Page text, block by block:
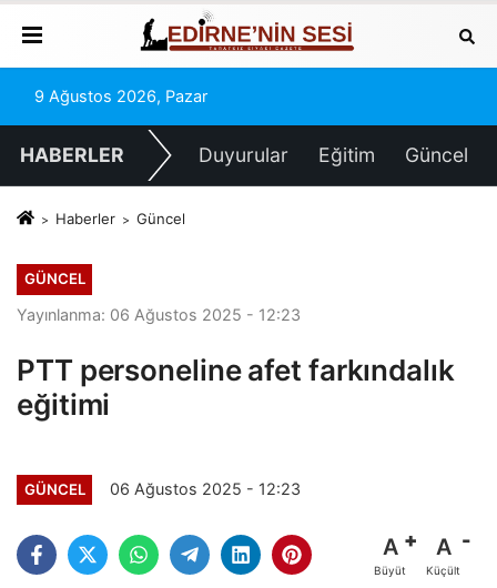
9 Ağustos 2026, Pazar
HABERLER Duyurular Eğitim Güncel
Haberler Güncel
GÜNCEL
Yayınlanma: 06 Ağustos 2025 - 12:23
PTT personeline afet farkındalık
eğitimi
GÜNCEL 06 Ağustos 2025 - 12:23
A
Büyüt
A
Küçült